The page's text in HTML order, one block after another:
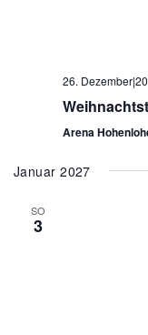
26.
Arena
Januar 2027
SO
3